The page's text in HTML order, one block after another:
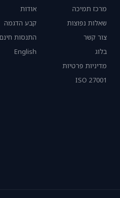
מרכז תמיכה
שאלות נפוצות
צור קשר
בלוג
מדיניות פרטיות
ISO 27001
אודות
קבע הדגמה
התנסות חינם
English